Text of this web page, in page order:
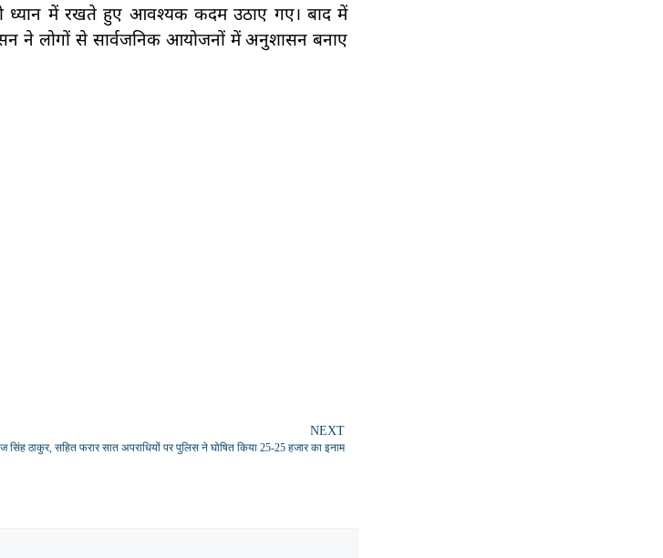
ध्यान में रखते हुए आवश्यक कदम उठाए गए। बाद में
ने लोगों से सार्वजनिक आयोजनों में अनुशासन बनाए
NEXT
सिंह ठाकुर, सहित फरार सात अपराधियों पर पुलिस ने घोषित किया 25-25 हजार का इनाम